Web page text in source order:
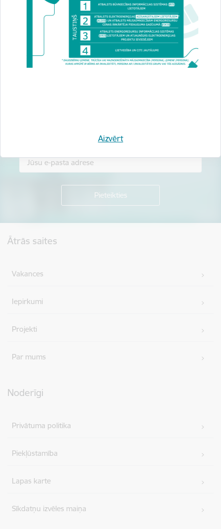
Aizvērt
Vai šī informācija bija noderīga?
Sniegt atsauksmi
Piesakies jaunumu saņemšanai savā e-pastā.
Ātrās saites
Vakances
Iepirkumi
Projekti
Par mums
Noderīgi
Privātuma politika
Piekļūstamība
Lapas karte
Sīkdatņu izvēles maiņa